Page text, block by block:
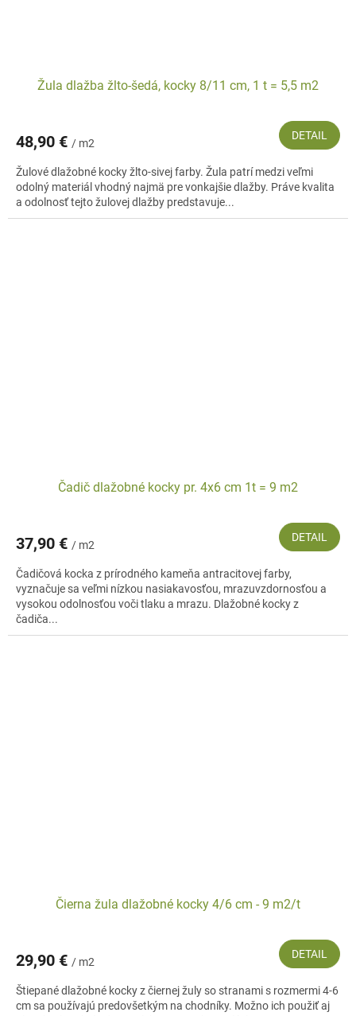
Žula dlažba žlto-šedá, kocky 8/11 cm, 1 t = 5,5 m2
48,90 € / m2
DETAIL
Žulové dlažobné kocky žlto-sivej farby. Žula patrí medzi veľmi
odolný materiál vhodný najmä pre vonkajšie dlažby. Práve kvalita
a odolnosť tejto žulovej dlažby predstavuje...
Čadič dlažobné kocky pr. 4x6 cm 1t = 9 m2
37,90 € / m2
DETAIL
Čadičová kocka z prírodného kameňa antracitovej farby,
vyznačuje sa veľmi nízkou nasiakavosťou, mrazuvzdornosťou a
vysokou odolnosťou voči tlaku a mrazu. Dlažobné kocky z
čadiča...
Čierna žula dlažobné kocky 4/6 cm - 9 m2/t
29,90 € / m2
DETAIL
Štiepané dlažobné kocky z čiernej žuly so stranami s rozmermi 4-6
cm sa používajú predovšetkým na chodníky. Možno ich použiť aj